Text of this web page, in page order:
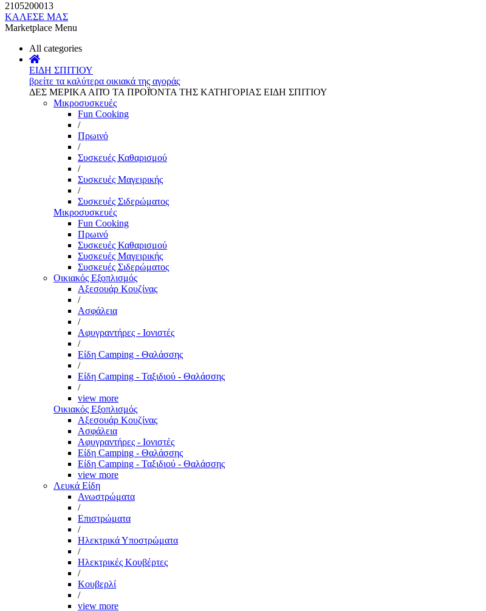
2105200013
ΚΑΛΕΣΕ ΜΑΣ
Marketplace Menu
All categories
ΕΙΔΗ ΣΠΙΤΙΟΥ
βρείτε τα καλύτερα οικιακά της αγοράς
ΔΕΣ ΜΕΡΙΚΑ ΑΠΌ ΤΑ ΠΡΟΪΌΝΤΑ ΤΗΣ ΚΑΤΗΓΟΡΙΑΣ ΕΙΔΗ ΣΠΙΤΙΟΥ
Μικροσυσκευές
Fun Cooking
/
Πρωινό
/
Συσκευές Καθαρισμού
/
Συσκευές Μαγειρικής
/
Συσκευές Σιδερώματος
Μικροσυσκευές
Fun Cooking
Πρωινό
Συσκευές Καθαρισμού
Συσκευές Μαγειρικής
Συσκευές Σιδερώματος
Οικιακός Εξοπλισμός
Αξεσουάρ Κουζίνας
/
Ασφάλεια
/
Αφυγραντήρες - Ιονιστές
/
Είδη Camping - Θαλάσσης
/
Είδη Camping - Ταξιδιού - Θαλάσσης
/
view more
Οικιακός Εξοπλισμός
Αξεσουάρ Κουζίνας
Ασφάλεια
Αφυγραντήρες - Ιονιστές
Είδη Camping - Θαλάσσης
Είδη Camping - Ταξιδιού - Θαλάσσης
view more
Λευκά Είδη
Ανωστρώματα
/
Επιστρώματα
/
Ηλεκτρικά Υποστρώματα
/
Ηλεκτρικές Κουβέρτες
/
Κουβερλί
/
view more